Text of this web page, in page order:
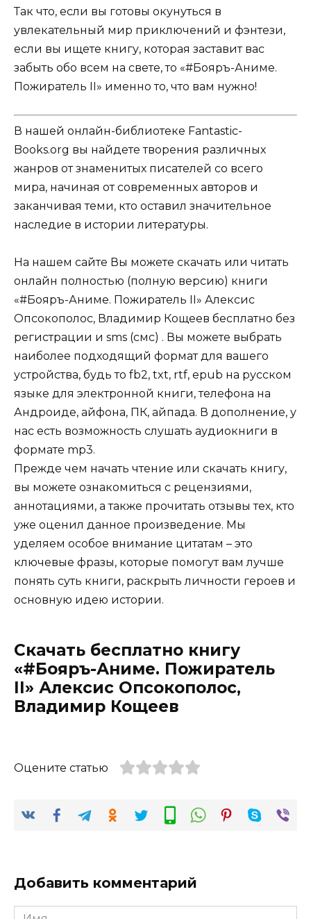
Так что, если вы готовы окунуться в
увлекательный мир приключений и фэнтези,
если вы ищете книгу, которая заставит вас
забыть обо всем на свете, то «#Бояръ-Аниме.
Пожиратель II» именно то, что вам нужно!
В нашей онлайн-библиотеке Fantastic-
Books.org вы найдете творения различных
жанров от знаменитых писателей со всего
мира, начиная от современных авторов и
заканчивая теми, кто оставил значительное
наследие в истории литературы.
На нашем сайте Вы можете скачать или читать
онлайн полностью (полную версию) книги
«#Бояръ-Аниме. Пожиратель II» Алексис
Опсокополос, Владимир Кощеев бесплатно без
регистрации и sms (смс) . Вы можете выбрать
наиболее подходящий формат для вашего
устройства, будь то fb2, txt, rtf, epub на русском
языке для электронной книги, телефона на
Андроиде, айфона, ПК, айпада. В дополнение, у
нас есть возможность слушать аудиокниги в
формате mp3.
Прежде чем начать чтение или скачать книгу,
вы можете ознакомиться с рецензиями,
аннотациями, а также прочитать отзывы тех, кто
уже оценил данное произведение. Мы
уделяем особое внимание цитатам – это
ключевые фразы, которые помогут вам лучше
понять суть книги, раскрыть личности героев и
основную идею истории.
Скачать бесплатно книгу
«#Бояръ-Аниме. Пожиратель
II» Алексис Опсокополос,
Владимир Кощеев
Оцените статью
Добавить комментарий
Имя